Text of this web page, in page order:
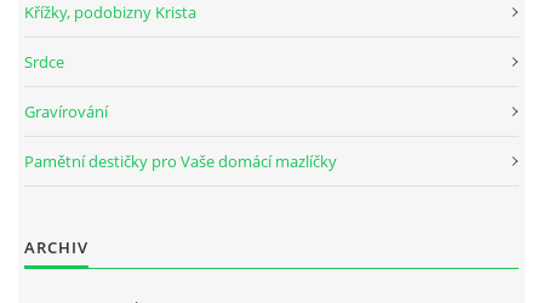
Křížky, podobizny Krista
Srdce
Gravírování
Pamětní destičky pro Vaše domácí mazlíčky
ARCHIV